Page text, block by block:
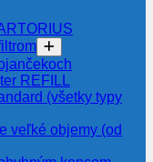
REFILL
(všetky typy
veľké objemy (od